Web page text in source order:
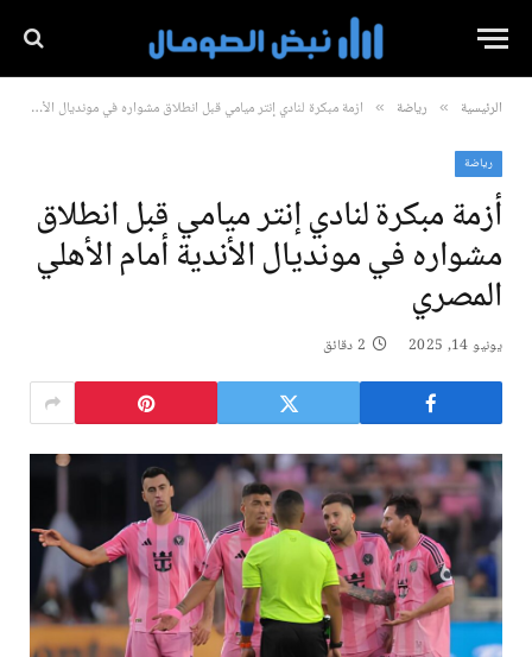
الرئيسية » رياضة » أزمة مبكرة لنادي إنتر ميامي قبل انطلاق مشواره في مونديال الأندية أمام الأهلي المصري
رياضة
أزمة مبكرة لنادي إنتر ميامي قبل انطلاق
مشواره في مونديال الأندية أمام الأهلي
المصري
يونيو 14, 2025 2 دقائق